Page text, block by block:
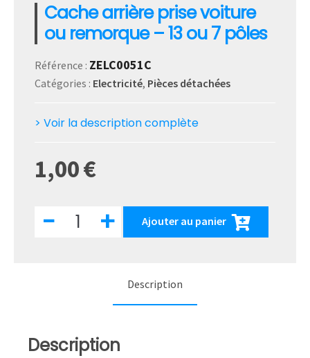
Cache arrière prise voiture
ou remorque – 13 ou 7 pôles
Référence : ZELC0051C
Catégories : Electricité, Pièces détachées
> Voir la description complète
1,00€
-
quantité
pôles
+ Ajouter au panier
Description
Description